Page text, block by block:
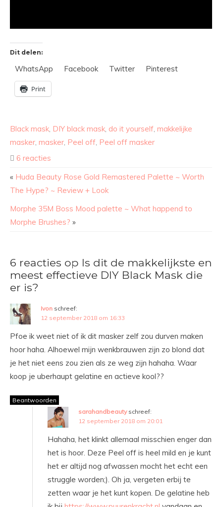
Dit delen:
WhatsApp Facebook Twitter Pinterest
Print
Black mask, DIY black mask, do it yourself, makkelijke
masker, masker, Peel off, Peel off masker
6 reacties
« Huda Beauty Rose Gold Remastered Palette ~ Worth
The Hype? ~ Review + Look
Morphe 35M Boss Mood palette ~ What happend to
Morphe Brushes? »
6 reacties op Is dit de makkelijkste en
meest effectieve DIY Black Mask die
er is?
Ivon schreef:
12 september 2018 om 16:33
Pfoe ik weet niet of ik dit masker zelf zou durven maken
hoor haha. Alhoewel mijn wenkbrauwen zijn zo blond dat
je het niet eens zou zien als ze weg zijn hahaha. Waar
koop je uberhaupt gelatine en actieve kool??
Beantwoorden
sarahandbeauty schreef:
12 september 2018 om 20:01
Hahaha, het klinkt allemaal misschien enger dan
het is hoor. Deze Peel off is heel mild en je kunt
het er altijd nog afwassen mocht het echt een
struggle worden;). Oh ja, vergeten erbij te
zetten waar je het kunt kopen. De gelatine heb